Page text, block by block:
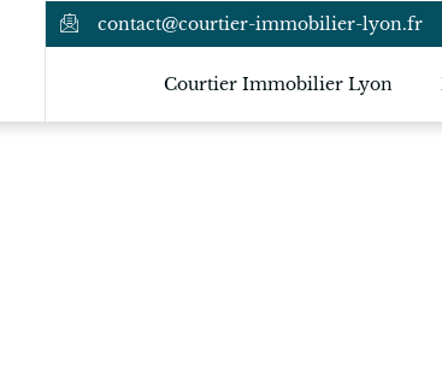
contact@courtier-immobilier-lyon.fr
Courtier Immobilier Lyon